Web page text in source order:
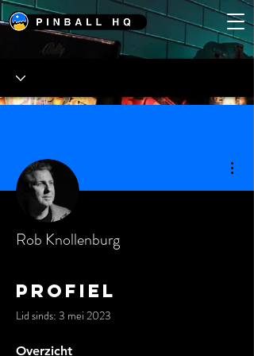
Rob Knollenburg
Profiel
Lid sinds: 3 mei 2023
Overzicht